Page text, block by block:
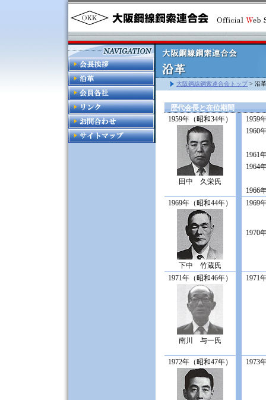
大阪鋼線鋼索連合会トップ > 沿革
歴代会長と在位期間
1959年（昭和34年）
田中 久栄氏
1959
1960
1961
1964
1966
1969年（昭和44年）
下中 竹蔵氏
1969
1970
1971年（昭和46年）
南川 与一氏
1971
1972年（昭和47年） 1973